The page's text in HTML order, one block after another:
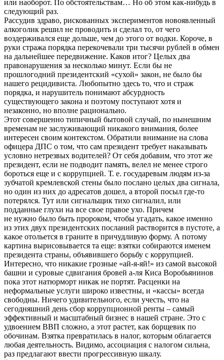
или наоборот. По обстоятельствам… Но об этом как-нибудь в
следующий раз.
Рассудив здраво, рискованных экспериментов новоявленный
алкоголик решил не проводить и сделал то, от чего
воздерживался еще дольше, чем до этого от водки. Короче, в
руки стража порядка перекочевали три тысячи рублей в обмен
на дальнейшее передвижение. Каков итог? Целых два
правонарушения за несколько минут. Если бы не
прошлогодний президентский «сухой» закон, не было бы
нашего рецидивиста. Любопытно здесь то, что и страж
порядка, и нарушитель понимают абсурдность
существующего закона и поэтому поступают хотя и
незаконно, но вполне рационально.
Этот совершенно типичный бытовой случай, по нынешним
временам не заслуживающий никакого внимания, более
интересен своим контекстом. Обратили внимание на слова
офицера ДПС о том, что сам президент требует наказывать
условно нетрезвых водителей? От себя добавим, что этот же
президент, если не подводит память, велел не менее строго
бороться еще и с коррупцией. Т. е. государевым людям из-за
зубчатой кремлевской стены было послано целых два сигнала,
но один из них до адресатов дошел, а второй посыл где-то
потерялся. Тут или сигнальщик тихо сигналил, или
подданные глухи на все свое правое ухо. Причем
не нужно было быть пророком, чтобы угадать, какое именно
из этих двух президентских посланий растворится в пустоте, а
какое отольется в граните в причудливую форму. А потому
картина вырисовывается та еще: взятки собираются именем
президента страны, объявившего борьбу с коррупцией.
Интересно, что никакие грозные «ай-я-яй!» из самой высокой
башни и суровые сдвигания бровей а-ля Киса Воробьянинов
пока этот натюрморт никак не портят. Расценки на
неформальные услуги широко известны, и «кассы» всегда
свободны. Ничего удивительного, если учесть, что на
сегодняшний день сбор коррупционной ренты – самый
эффективный и масштабный бизнес в нашей стране. Это с
удвоением ВВП сложно, а этот растет, как борщевик по
обочинам. Взятка превратилась в налог, которым облагается
любая деятельность. Видимо, ассоциация с налогом сильна,
раз предлагают ввести прогрессивную шкалу.